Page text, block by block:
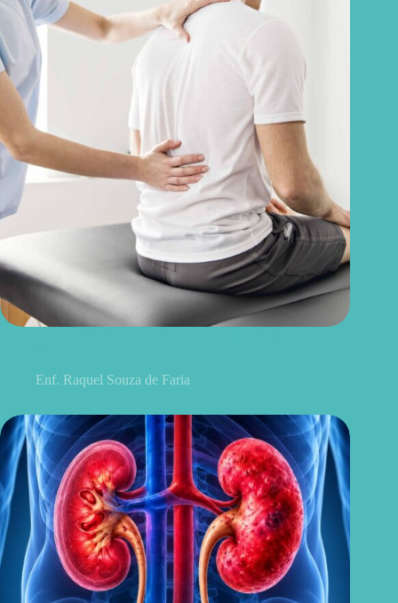
Enf. Raquel Souza de Faria